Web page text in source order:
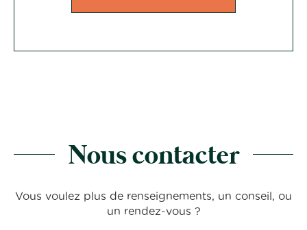
Nous contacter
Vous voulez plus de renseignements, un conseil, ou
un rendez-vous ?